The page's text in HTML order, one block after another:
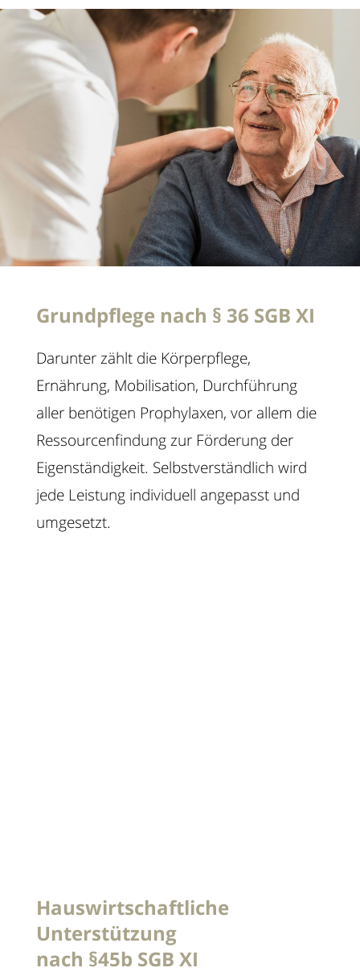
Grundpflege nach § 36 SGB XI
Darunter zählt die Körperpflege,
Ernährung, Mobilisation, Durchführung
aller benötigen Prophylaxen, vor allem die
Ressourcenfindung zur Förderung der
Eigenständigkeit. Selbstverständlich wird
jede Leistung individuell angepasst und
umgesetzt.
Hauswirtschaftliche
Unterstützung
nach §45b SGB XI